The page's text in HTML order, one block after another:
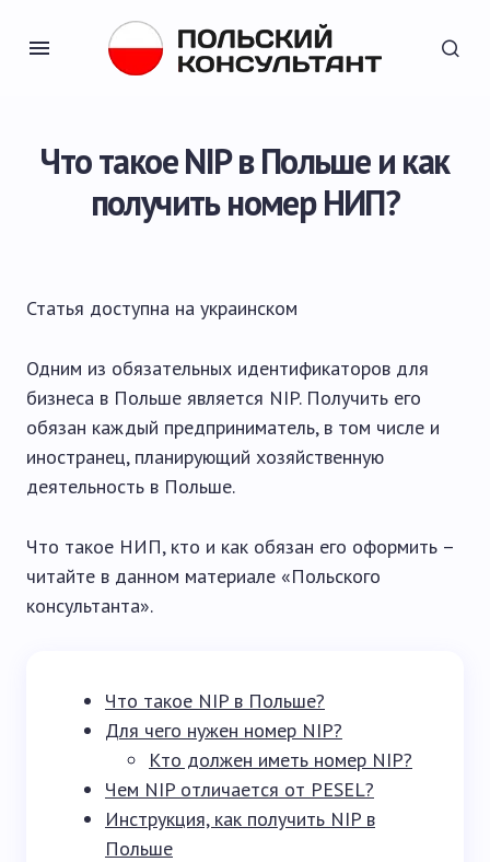
Что такое NIP в Польше и как
получить номер НИП?
Статья доступна на украинском
Одним из обязательных идентификаторов для
бизнеса в Польше является NIP. Получить его
обязан каждый предприниматель, в том числе и
иностранец, планирующий хозяйственную
деятельность в Польше.
Что такое НИП, кто и как обязан его оформить –
читайте в данном материале «Польского
консультанта».
Что такое NIP в Польше?
Для чего нужен номер NIP?
Кто должен иметь номер NIP?
Чем NIP отличается от PESEL?
Инструкция, как получить NIP в
Польше